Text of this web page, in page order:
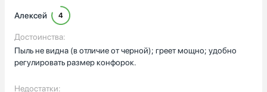
Индикатор остаточного тепла и блокировка управления дают
протирать, пятна от пригорания не въедаются, и это экономит
время на уборку. Быстрый нагрев особенно заметен по утрам:
завтрак готовится быстрее, а я не тороплюсь. Панель выглядит
удобно — все кнопки понятны, дисплей читается, режимы
Алексей 4
Достоинства:
Пыль не видна (в отличие от черной); греет мощно; удобно
регулировать размер конфорок.
Недостатки: